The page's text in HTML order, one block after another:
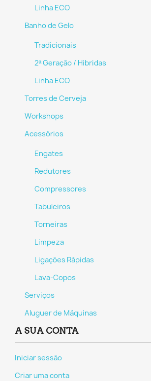
Linha ECO
Banho de Gelo
Tradicionais
2ª Geração / Hibridas
Linha ECO
Torres de Cerveja
Workshops
Acessórios
Engates
Redutores
Compressores
Tabuleiros
Torneiras
Limpeza
Ligações Rápidas
Lava-Copos
Serviços
Aluguer de Máquinas
A SUA CONTA
Iniciar sessão
Criar uma conta